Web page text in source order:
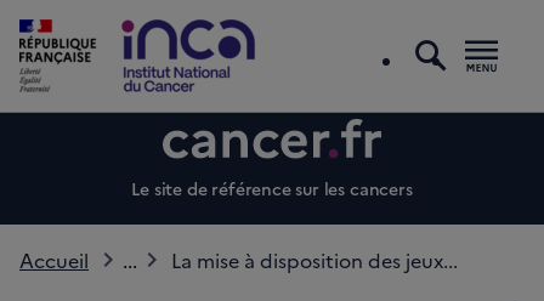
Le site de référence sur les cancers
Accueil ... La mise à disposition des jeux...